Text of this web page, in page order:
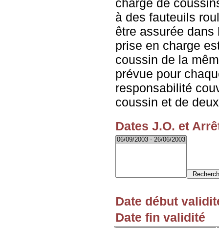
charge de
à des fauteuils
être assurée
prise en charge
coussin de la
prévue pour
responsabilité
coussin et de
Dates J.O. et
Date début
Date fin validité